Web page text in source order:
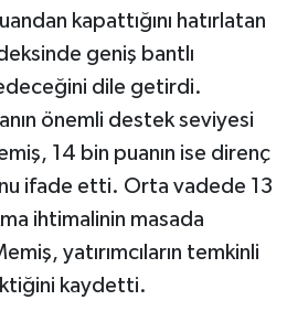
kapattığını hatırlatan
geniş bantlı
dile getirdi.
önemli destek seviyesi
14 bin puanın ise direnç
ifade etti. Orta vadede 13
ihtimalinin masada
yatırımcıların temkinli
kaydetti.